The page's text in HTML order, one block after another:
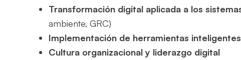
Transformación digital aplicada a los
ambiente, GRC)
Implementación de herramientas inteligentes
Cultura organizacional y liderazgo digital